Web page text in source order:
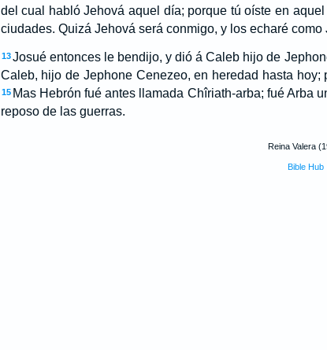
del cual habló Jehová aquel día; porque tú oíste en
ciudades. Quizá Jehová será conmigo, y los echaré como
13 Josué entonces le bendijo, y dió á Caleb hijo de
Caleb, hijo de Jephone Cenezeo, en heredad hasta
15 Mas Hebrón fué antes llamada Chîriath-arba; fué Arba
reposo de las guerras.
Reina Valera
Bible Hub